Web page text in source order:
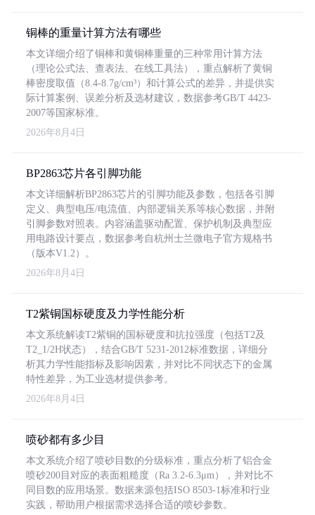
铜棒的重量计算方法有哪些
本文详细介绍了铜棒和黄铜棒重量的三种常用计算方法
（理论公式法、查表法、在线工具法），重点解析了黄铜
棒密度取值（8.4-8.7g/cm³）和计算公式的差异，并提供实
际计算案例、误差分析及选材建议，数据参考GB/T 4423-
2007等国家标准。
2026年8月4日
BP2863芯片各引脚功能
本文详细解析BP2863芯片的引脚功能及参数，包括各引脚
定义、典型电压/电流值、内部逻辑关系等核心数据，并附
引脚参数对照表。内容涵盖驱动配置、保护机制及典型应
用电路设计要点，数据参考自杭州士兰微电子官方规格书
（版本V1.2）。
2026年8月4日
T2紫铜国标硬度及力学性能分析
本文系统解读T2紫铜的国标硬度和抗拉强度（包括T2及
T2_1/2H状态），结合GB/T 5231-2012标准数据，详细分
析其力学性能指标及影响因素，并对比不同状态下的金属
特性差异，为工业选材提供参考。
2026年8月4日
喷砂都有多少目
本文系统介绍了喷砂目数的分级标准，重点分析了铝合金
喷砂200目对应的表面粗糙度（Ra 3.2-6.3μm），并对比不
同目数的应用场景。数据来源包括ISO 8503-1标准和行业
实践，帮助用户根据需求选择合适的喷砂参数。